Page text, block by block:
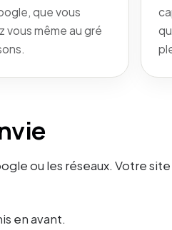
que vous
vous même au gré
ou les réseaux. Votre
en avant.